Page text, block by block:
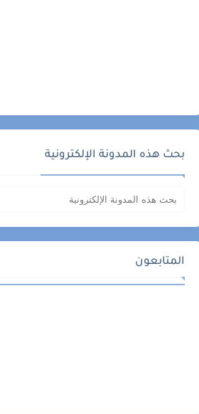
بحث هذه المدونة الإلكترونية
المتابعون